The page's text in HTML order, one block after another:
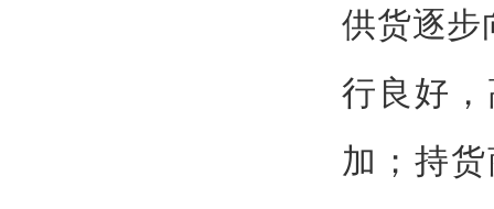
供货逐步
行良好
加；持